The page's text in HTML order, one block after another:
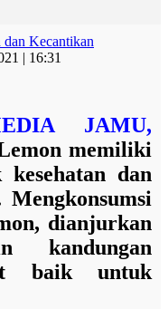
Kecantikan
| 16:31
JAMU,
memiliki
dan
dianjurkan
kandungan
baik untuk